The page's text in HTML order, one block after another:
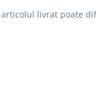
livrat poate